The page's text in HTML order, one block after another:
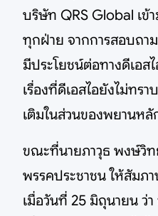
บริษัท QRS Global เข้
ทุกฝ่าย จากการสอบถา
มีประโยชน์ต่อทางดีเอส
เรื่องที่ดีเอสไอยังไม่ทร
เติมในส่วนของพยานหลั
ขณะที่นายภาวุธ พงษ์วิ
พรรคประชาชน ให้สัมภ
เมื่อวันที่ 25 มิถุนายน ว่